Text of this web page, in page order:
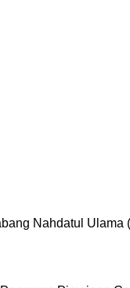
Nahdatul